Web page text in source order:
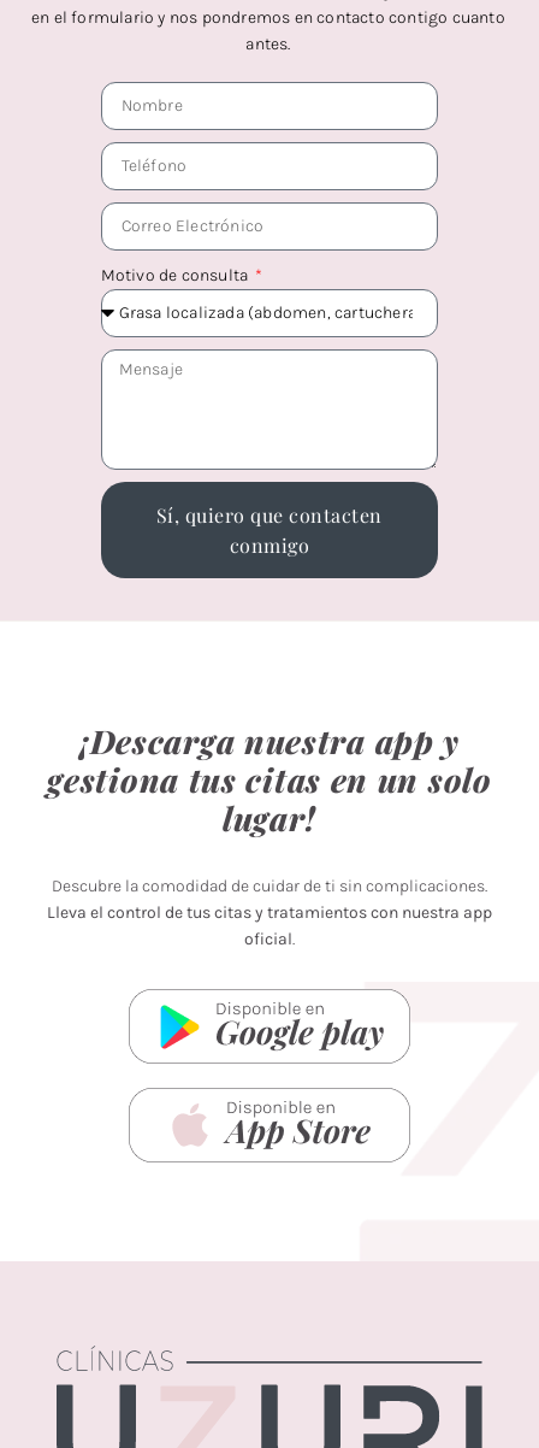
en el formulario y nos pondremos en contacto contigo cuanto
antes.
Motivo de consulta
Sí, quiero que contacten
conmigo
¡Descarga nuestra app y
gestiona tus citas en un solo
lugar!
Descubre la comodidad de cuidar de ti sin complicaciones.
Lleva el control de tus citas y tratamientos con nuestra app
oficial.